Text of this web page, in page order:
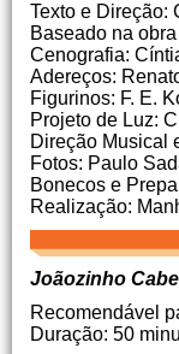
Texto e Direção:
Baseado na
Cenografia:
Adereços:
Figurinos: F. E.
Projeto de Luz:
Direção Musical
Fotos: Paulo
Bonecos e
Realização:
Joãozinho
Recomendável
Duração: 50